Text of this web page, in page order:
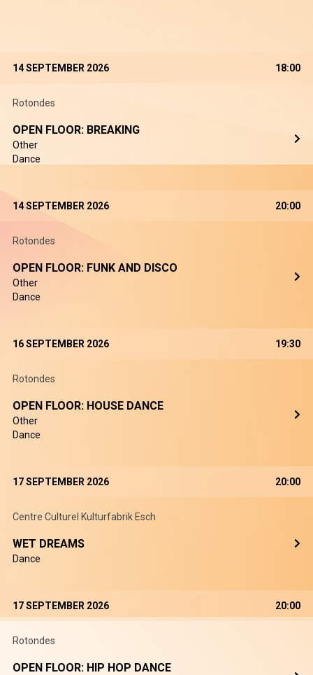
14 SEPTEMBER 2026 18:00
Rotondes
OPEN FLOOR: BREAKING
Other
Dance
14 SEPTEMBER 2026 20:00
Rotondes
OPEN FLOOR: FUNK AND DISCO
Other
Dance
16 SEPTEMBER 2026 19:30
Rotondes
OPEN FLOOR: HOUSE DANCE
Other
Dance
17 SEPTEMBER 2026 20:00
Centre Culturel Kulturfabrik Esch
WET DREAMS
Dance
17 SEPTEMBER 2026 20:00
Rotondes
OPEN FLOOR: HIP HOP DANCE